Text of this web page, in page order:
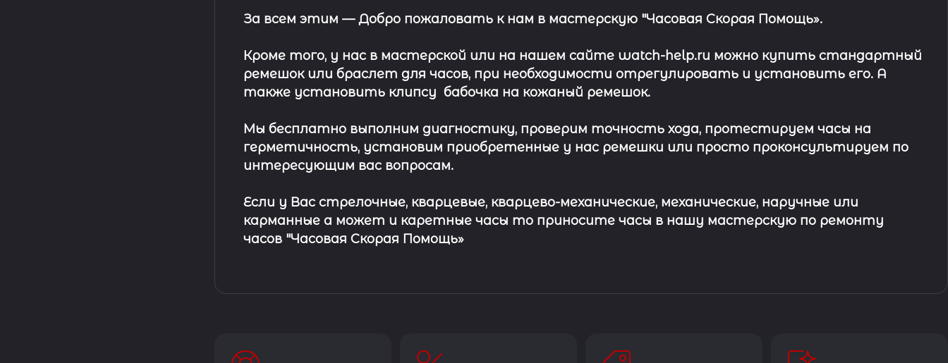
За всем этим —Добро пожаловать к нам в мастерскую "Часовая Скорая Помощь».
Кроме того, у нас в мастерской или на нашем сайте watch-help.ru можно купить стандартный
ремешокилибраслет для часов, при необходимости отрегулировать и установить его. А
также установить клипсу бабочка на кожаный ремешок.
Мы бесплатно выполним диагностику, проверим точность хода, протестируем часы на
герметичность, установим приобретенные у нас ремешки или просто проконсультируем по
интересующим вас вопросам.
Если у Вас стрелочные, кварцевые, кварцево-механические, механические, наручные или
карманные а может и каретные часы то приносите часы в нашу мастерскую по ремонту
часов "Часовая Скорая Помощь»